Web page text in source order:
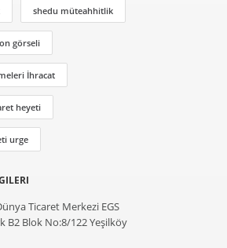
shedu müteahhitlik
görseli
İhracat
heyeti
urge
Ticaret Merkezi EGS
B2 Blok No:8/122 Yeşilköy